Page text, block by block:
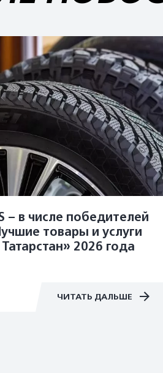
– в числе победителей
товары и услуги
2026 года
ЧИТАТЬ ДАЛЬШЕ